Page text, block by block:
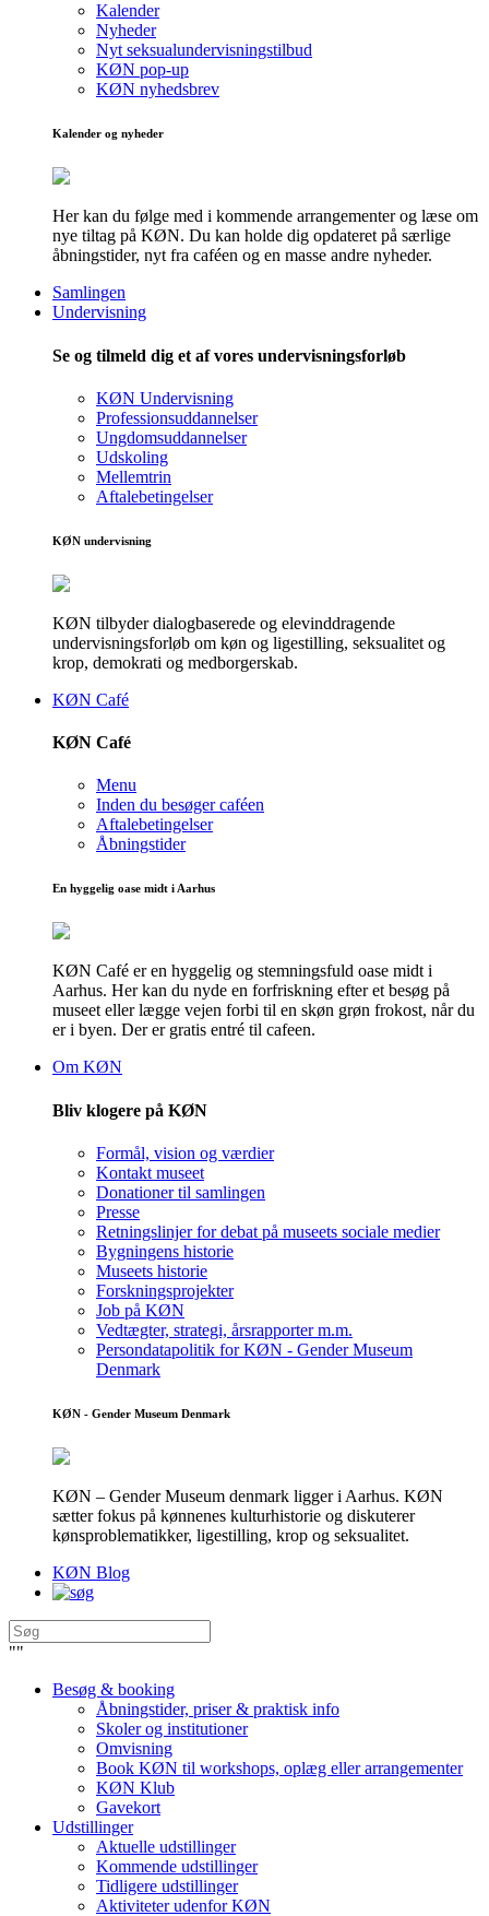
Kalender
Nyheder
Nyt seksualundervisningstilbud
KØN pop-up
KØN nyhedsbrev
Kalender og nyheder
Her kan du følge med i kommende arrangementer og læse om
nye tiltag på KØN. Du kan holde dig opdateret på særlige
åbningstider, nyt fra caféen og en masse andre nyheder.
Samlingen
Undervisning
Se og tilmeld dig et af vores undervisningsforløb
KØN Undervisning
Professionsuddannelser
Ungdomsuddannelser
Udskoling
Mellemtrin
Aftalebetingelser
KØN undervisning
KØN tilbyder dialogbaserede og elevinddragende
undervisningsforløb om køn og ligestilling, seksualitet og
krop, demokrati og medborgerskab.
KØN Café
KØN Café
Menu
Inden du besøger caféen
Aftalebetingelser
Åbningstider
En hyggelig oase midt i Aarhus
KØN Café er en hyggelig og stemningsfuld oase midt i
Aarhus. Her kan du nyde en forfriskning efter et besøg på
museet eller lægge vejen forbi til en skøn grøn frokost, når du
er i byen. Der er gratis entré til cafeen.
Om KØN
Bliv klogere på KØN
Formål, vision og værdier
Kontakt museet
Donationer til samlingen
Presse
Retningslinjer for debat på museets sociale medier
Bygningens historie
Museets historie
Forskningsprojekter
Job på KØN
Vedtægter, strategi, årsrapporter m.m.
Persondatapolitik for KØN - Gender Museum
Denmark
KØN - Gender Museum Denmark
KØN – Gender Museum denmark ligger i Aarhus. KØN
sætter fokus på kønnenes kulturhistorie og diskuterer
kønsproblematikker, ligestilling, krop og seksualitet.
KØN Blog
""
Besøg & booking
Åbningstider, priser & praktisk info
Skoler og institutioner
Omvisning
Book KØN til workshops, oplæg eller arrangementer
KØN Klub
Gavekort
Udstillinger
Aktuelle udstillinger
Kommende udstillinger
Tidligere udstillinger
Aktiviteter udenfor KØN